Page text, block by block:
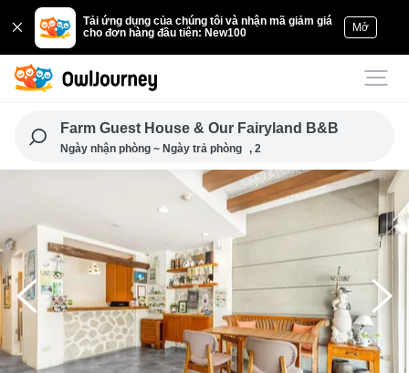
Tải ứng dụng của chúng tôi và nhận mã giảm giá
cho đơn hàng đầu tiên: New100
Mở
Farm Guest House & Our Fairyland B&B
Ngày nhận phòng ~ Ngày trả phòng , 2